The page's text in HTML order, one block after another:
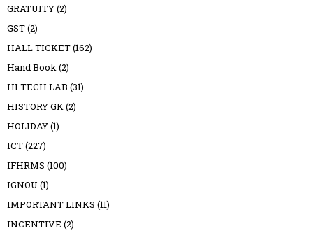
GRATUITY(2)
GST(2)
HALL TICKET(162)
Hand Book (2)
HI TECH LAB (31)
HISTORY GK (2)
HOLIDAY(1)
ICT(227)
IFHRMS (100)
IGNOU (1)
IMPORTANT LINKS (11)
INCENTIVE (2)